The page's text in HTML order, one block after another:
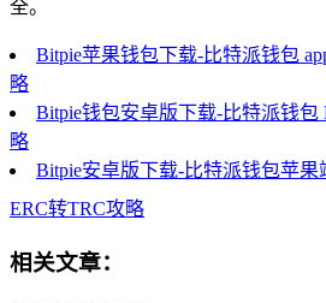
全。
Bitpie苹果钱包下载-比特派钱包
略
Bitpie钱包安卓版下载-比特派钱包
略
Bitpie安卓版下载-比特派钱包苹
ERC转TRC攻略
相关文章：